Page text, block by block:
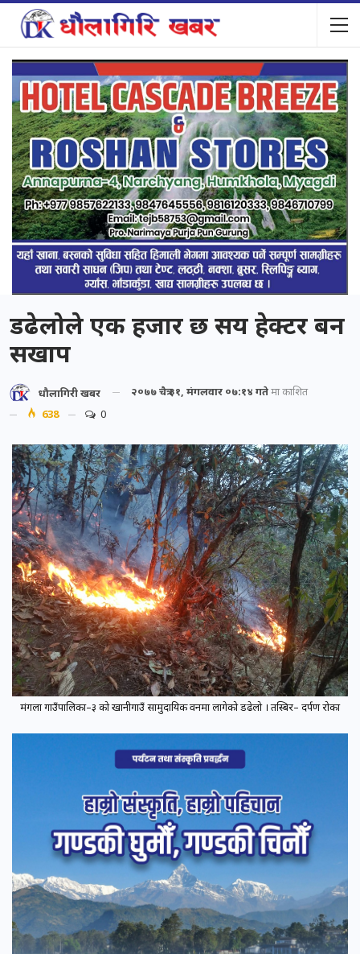
डढेलोले एक हजार छ सय हेक्टर बन
सखाप
धौलागिरी खबर २०७७ चैत्र ३१, मंगलवार ०७:१४ गतेमा प्रकाशित
638
0
मंगला गाउँपालिका–३ को खानीगाउँ सामुदायिक वनमा लागेको डढेलो । तस्बिर– दर्पण रोका